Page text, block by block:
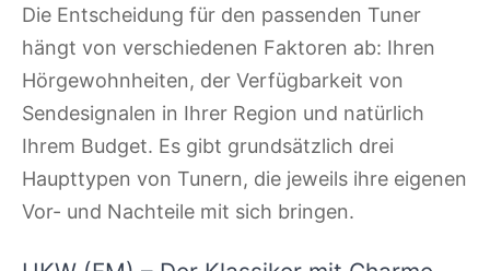
Die Entscheidung für den passenden Tuner
hängt von verschiedenen Faktoren ab: Ihren
Hörgewohnheiten, der Verfügbarkeit von
Sendesignalen in Ihrer Region und natürlich
Ihrem Budget. Es gibt grundsätzlich drei
Haupttypen von Tunern, die jeweils ihre eigenen
Vor- und Nachteile mit sich bringen.